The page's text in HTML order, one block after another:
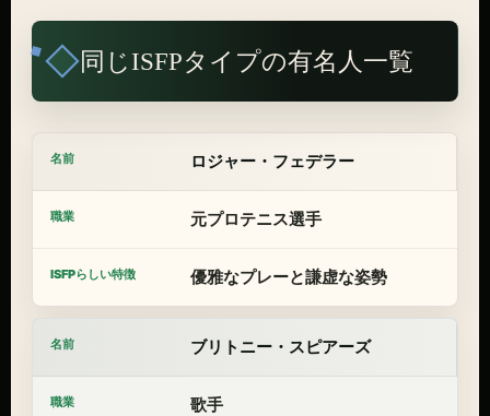
同じISFPタイプの有名人一覧
ロジャー・フェデラー
元プロテニス選手
優雅なプレーと謙虚な姿勢
ブリトニー・スピアーズ
歌手